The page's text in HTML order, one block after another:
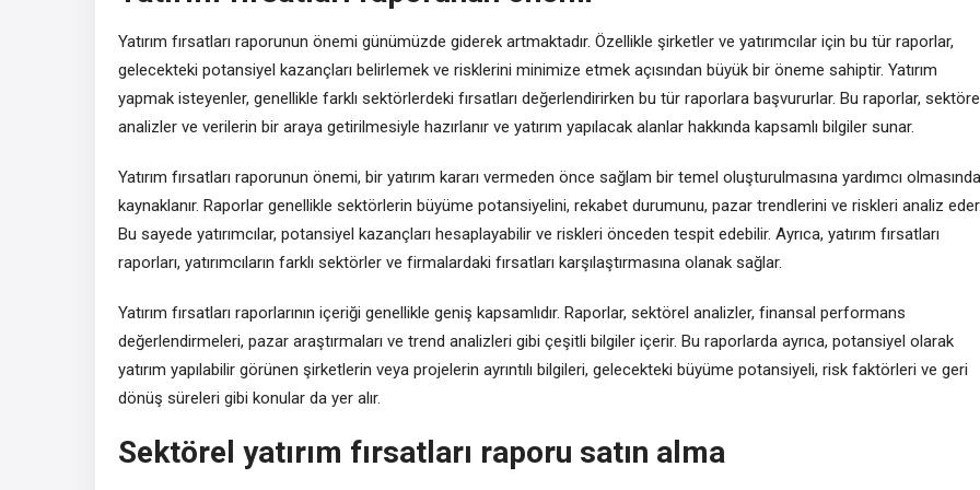
Yatırım fırsatları raporunun önemi günümüzde giderek artmaktadır. Özellikle şirketler ve yatırımcılar için bu tür raporlar,
gelecekteki potansiyel kazançları belirlemek ve risklerini minimize etmek açısından büyük bir öneme sahiptir. Yatırım
yapmak isteyenler, genellikle farklı sektörlerdeki fırsatları değerlendirirken bu tür raporlara başvururlar. Bu raporlar,
analizler ve verilerin bir araya getirilmesiyle hazırlanır ve yatırım yapılacak alanlar hakkında kapsamlı bilgiler sunar.
Yatırım fırsatları raporunun önemi, bir yatırım kararı vermeden önce sağlam bir temel oluşturulmasına yardımcı
kaynaklanır. Raporlar genellikle sektörlerin büyüme potansiyelini, rekabet durumunu, pazar trendlerini ve riskleri analiz eder.
Bu sayede yatırımcılar, potansiyel kazançları hesaplayabilir ve riskleri önceden tespit edebilir. Ayrıca, yatırım fırsatları
raporları, yatırımcıların farklı sektörler ve firmalardaki fırsatları karşılaştırmasına olanak sağlar.
Yatırım fırsatları raporlarının içeriği genellikle geniş kapsamlıdır. Raporlar, sektörel analizler, finansal performans
değerlendirmeleri, pazar araştırmaları ve trend analizleri gibi çeşitli bilgiler içerir. Bu raporlarda ayrıca, potansiyel olarak
yatırım yapılabilir görünen şirketlerin veya projelerin ayrıntılı bilgileri, gelecekteki büyüme potansiyeli, risk faktörleri ve geri
dönüş süreleri gibi konular da yer alır.
Sektörel yatırım fırsatları raporu satın alma